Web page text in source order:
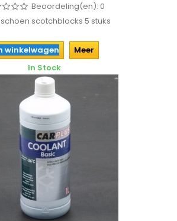
Beoordeling(en): 0
scotchblocks 5 stuks
winkelwagen
Meer
In Stock